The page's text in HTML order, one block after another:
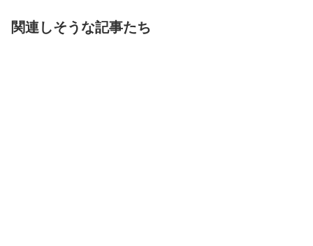
関連しそうな記事たち